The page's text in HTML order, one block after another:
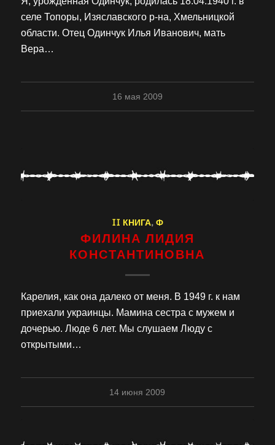
селе Топоры, Изяславского р-на, Хмельницкой
области. Отец Одинчук Илья Иванович, мать
Вера…
16 мая 2009
II КНИГА, Ф
ФИЛИНА ЛИДИЯ
КОНСТАНТИНОВНА
Карелия, как она далеко от меня. В 1949 г. к нам
приехали украинцы. Мамина сестра с мужем и
дочерью. Люде 6 лет. Мы слушаем Люду с
открытыми…
14 июня 2009